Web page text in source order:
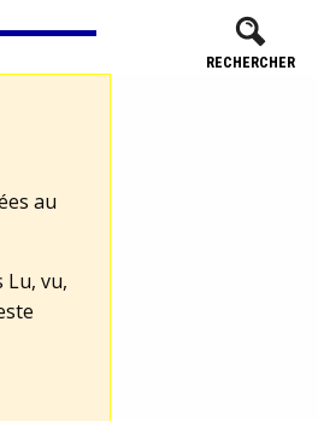
RECHERCHER
au
Lu, vu,